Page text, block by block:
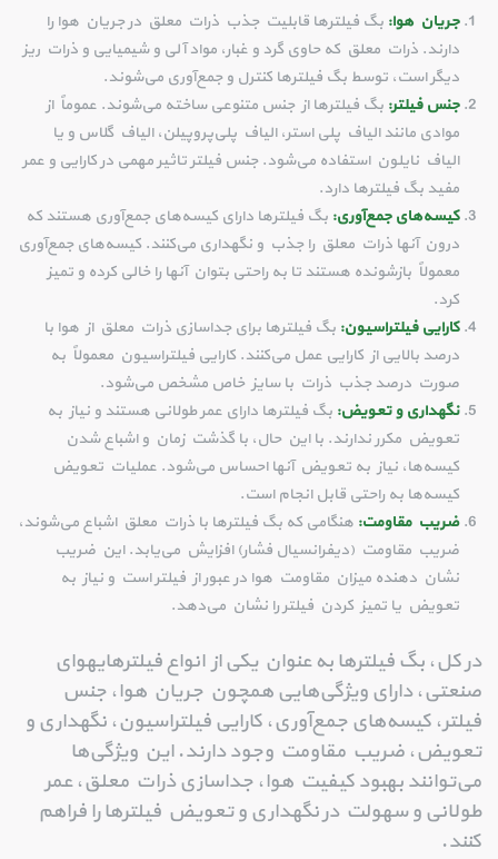
جریان هوا: بگ فیلترها قابلیت جذب ذرات معلق در جریان هوا را
دارند. ذرات معلق که حاوی گرد و غبار، مواد آلی و شیمیایی و ذرات ریز
دیگر است، توسط بگ فیلترها کنترل و جمع‌آوری می‌شوند.
جنس فیلتر: بگ فیلترها از جنس متنوعی ساخته می‌شوند. عموماً از
موادی مانند الیاف پلی استر، الیاف پلی‌پروپیلن، الیاف گلاس و یا
الیاف نایلون استفاده می‌شود. جنس فیلتر تاثیر مهمی در کارایی و عمر
مفید بگ فیلترها دارد.
کیسه‌های جمع‌آوری: بگ فیلترها دارای کیسه‌های جمع‌آوری هستند که
درون آنها ذرات معلق را جذب و نگهداری می‌کنند. کیسه‌های جمع‌آوری
معمولاً بازشونده هستند تا به راحتی بتوان آنها را خالی کرده و تمیز
کرد.
کارایی فیلتراسیون: بگ فیلترها برای جداسازی ذرات معلق از هوا با
درصد بالایی از کارایی عمل می‌کنند. کارایی فیلتراسیون معمولاً به
صورت درصد جذب ذرات با سایز خاص مشخص می‌شود.
نگهداری و تعویض: بگ فیلترها دارای عمر طولانی هستند و نیاز به
تعویض مکرر ندارند. با این حال، با گذشت زمان و اشباع شدن
کیسه‌ها، نیاز به تعویض آنها احساس می‌شود. عملیات تعویض
کیسه‌ها به راحتی قابل انجام است.
ضریب مقاومت: هنگامی که بگ فیلترها با ذرات معلق اشباع می‌شوند،
ضریب مقاومت (دیفرانسیال فشار) افزایش می‌یابد. این ضریب
نشان دهنده میزان مقاومت هوا در عبور از فیلتر است و نیاز به
تعویض یا تمیز کردن فیلتر را نشان می‌دهد.
در کل، بگ فیلترها به عنوان یکی از انواع فیلترهایهوای
صنعتی، دارای ویژگی‌هایی همچون جریان هوا، جنس
فیلتر، کیسه‌های جمع‌آوری، کارایی فیلتراسیون، نگهداری و
تعویض، ضریب مقاومت وجود دارند. این ویژگی‌ها
می‌توانند بهبود کیفیت هوا، جداسازی ذرات معلق، عمر
طولانی و سهولت در نگهداری و تعویض فیلترها را فراهم
کنند.